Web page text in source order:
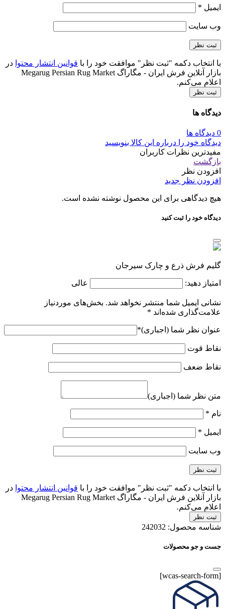
ایمیل *
وب‌ سایت
با انتخاب دکمه "ثبت نظر" موافقت خود را با قوانین انتشار محتوا در
بازار آنلاین فرش ایران - مگاراگ Megarug Persian Rug Market
اعلام می‌کنم.
ثبت نظر
دیدگاه ها
0 دیدگاه ها
دیدگاه خود را درباره این کالا بنویسید
مفیدترین نظرات کاربران
بازگشت
افزودن نظر
افزودن نظر جدید
هیچ دیدگاهی برای این محصول نوشته نشده است.
دیدگاه خود را ثبت کنید
گلیم فرش ذرع و چارک سیرجان
امتیاز دهید: عالی
نشانی ایمیل شما منتشر نخواهد شد. بخش‌های موردنیاز
علامت‌گذاری شده‌اند *
عنوان نظر شما (اجباری)*
نقاط قوت
نقاط ضعف
متن نظر شما (اجباری)
نام *
ایمیل *
وب‌ سایت
با انتخاب دکمه "ثبت نظر" موافقت خود را با قوانین انتشار محتوا در
بازار آنلاین فرش ایران - مگاراگ Megarug Persian Rug Market
اعلام می‌کنم.
ثبت نظر
شناسه محصول: 242032
جست و جو محصولات
[wcas-search-form]